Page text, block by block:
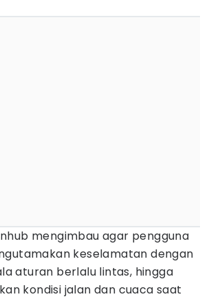
mengimbau agar pengguna
keselamatan dengan
aturan berlalu lintas, hingga
kondisi jalan dan cuaca saat